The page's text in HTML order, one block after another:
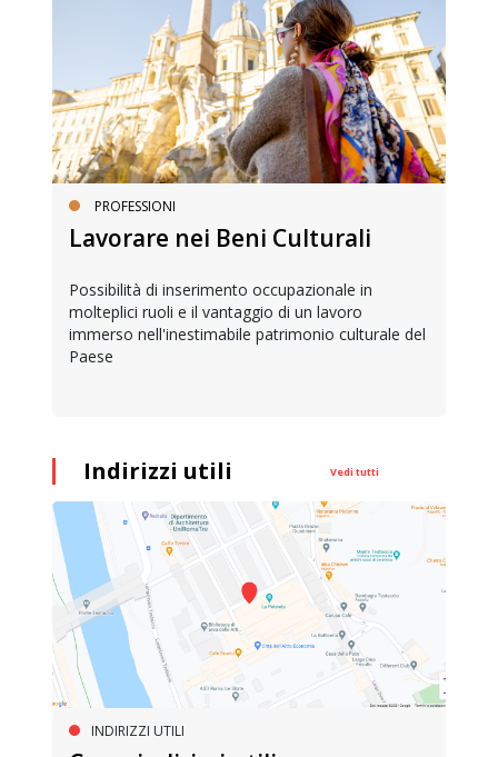
SERVIZI SOCIALI E AI CITTADINI
Inclusione e opportunità per
Una bussola per orientarsi tra diritti consolidati e
nuove frontiere dell’inclusione, uno strumento
pratico per conoscere le normative e cogliere
Indirizzi utili Vedi tutti
INDIRIZZI UTILI